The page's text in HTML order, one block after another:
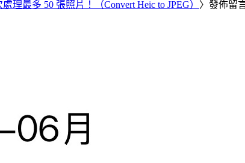
理最多 50 張照片！（Convert Heic to JPEG） 〉發佈留